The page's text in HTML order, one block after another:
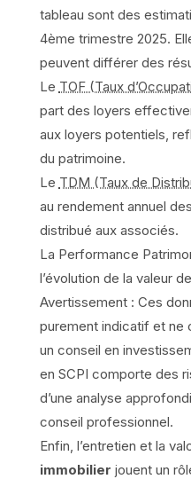
tableau sont des
4ème trimestre 2025.
peuvent différer des
Le TOF (Taux
part des loyers
aux loyers potentiels,
du patrimoine.
Le TDM (Taux de
au rendement annuel
distribué aux associés.
La Performance
l’évolution de la valeur
Avertissement : Ces
purement indicatif et ne
un conseil en
en SCPI comporte des
d’une analyse
conseil professionnel.
Enfin, l’entretien et la
immobilier jouent un